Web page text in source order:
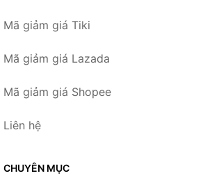
Mã giảm giá Tiki
Mã giảm giá Lazada
Mã giảm giá Shopee
Liên hệ
CHUYÊN MỤC